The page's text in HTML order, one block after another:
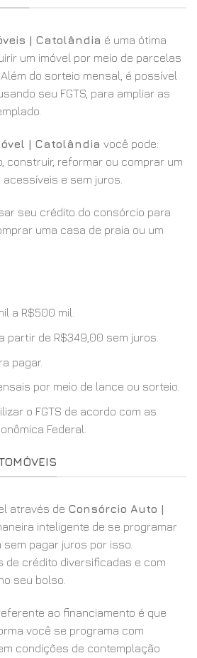
| Catolândia é uma ótima
um imóvel por meio de parcelas
do sorteio mensal, é possível
seu FGTS, para ampliar as
| Catolândia você pode:
construir, reformar ou comprar um
e sem juros.
seu crédito do consórcio para
uma casa de praia ou um
a R$500 mil.
partir de R$349,00 sem juros.
pagar.
por meio de lance ou sorteio.
o FGTS de acordo com as
Federal.
através de Consórcio Auto |
inteligente de se programar
pagar juros por isso.
de crédito diversificadas e com
seu bolso.
ao financiamento é que
você se programa com
condições de contemplação